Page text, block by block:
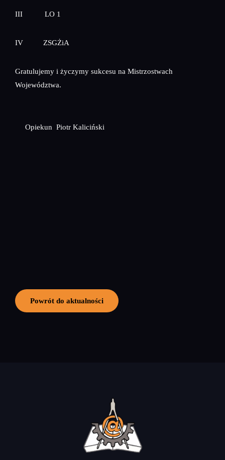
III LO 1
IV ZSGŻiA
Gratulujemy i życzymy sukcesu na Mistrzostwach
Województwa.
Opiekun Piotr Kaliciński
Powrót do aktualności